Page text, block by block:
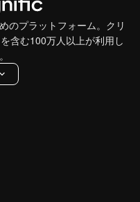
のプラットフォーム。クリ
含む100万人以上が利用し